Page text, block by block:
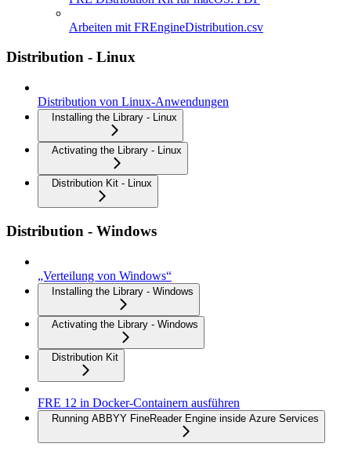
Arbeiten mit FREngineDistribution.csv
Distribution - Linux
Distribution von Linux-Anwendungen
Installing the Library - Linux
Activating the Library - Linux
Distribution Kit - Linux
Distribution - Windows
„Verteilung von Windows“
Installing the Library - Windows
Activating the Library - Windows
Distribution Kit
FRE 12 in Docker-Containern ausführen
Running ABBYY FineReader Engine inside Azure Services